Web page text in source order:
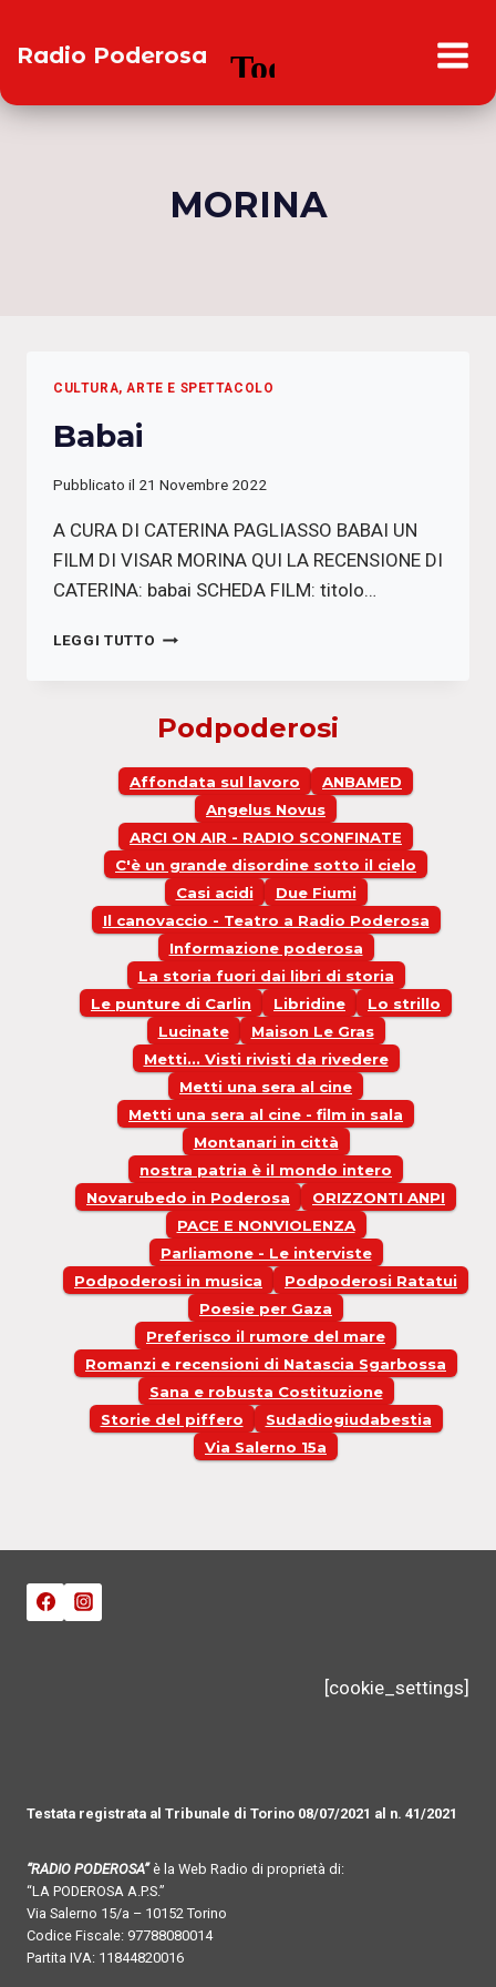
Radio Poderosa
MORINA
CULTURA, ARTE E SPETTACOLO
Babai
Pubblicato il 21 Novembre 2022
A CURA DI CATERINA PAGLIASSO BABAI UN
FILM DI VISAR MORINA QUI LA RECENSIONE DI
CATERINA: babai SCHEDA FILM: titolo…
LEGGI TUTTO BABAI
Podpoderosi
Affondata sul lavoro
ANBAMED
Angelus Novus
ARCI ON AIR - RADIO SCONFINATE
C'è un grande disordine sotto il cielo
Casi acidi
Due Fiumi
Il canovaccio - Teatro a Radio Poderosa
Informazione poderosa
La storia fuori dai libri di storia
Le punture di Carlin
Libridine
Lo strillo
Lucinate
Maison Le Gras
Metti... Visti rivisti da rivedere
Metti una sera al cine
Metti una sera al cine - film in sala
Montanari in città
nostra patria è il mondo intero
Novarubedo in Poderosa
ORIZZONTI ANPI
PACE E NONVIOLENZA
Parliamone - Le interviste
Podpoderosi in musica
Podpoderosi Ratatui
Poesie per Gaza
Preferisco il rumore del mare
Romanzi e recensioni di Natascia Sgarbossa
Sana e robusta Costituzione
Storie del piffero
Sudadiogiudabestia
Via Salerno 15a
[cookie_settings]
Testata registrata al Tribunale di Torino 08/07/2021 al n. 41/2021
“RADIO PODEROSA”è la Web Radio di proprietà di:
“LA PODEROSA A.P.S.”
Via Salerno 15/a – 10152 Torino
Codice Fiscale: 97788080014
Partita IVA: 11844820016